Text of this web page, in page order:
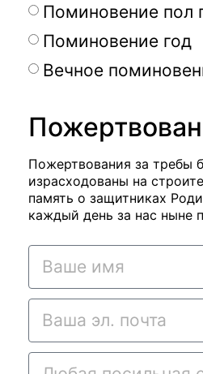
Поминовение пол
Поминовение год
Вечное
Пожертвования за требы
израсходованы на
память о защитниках
каждый день за нас ныне